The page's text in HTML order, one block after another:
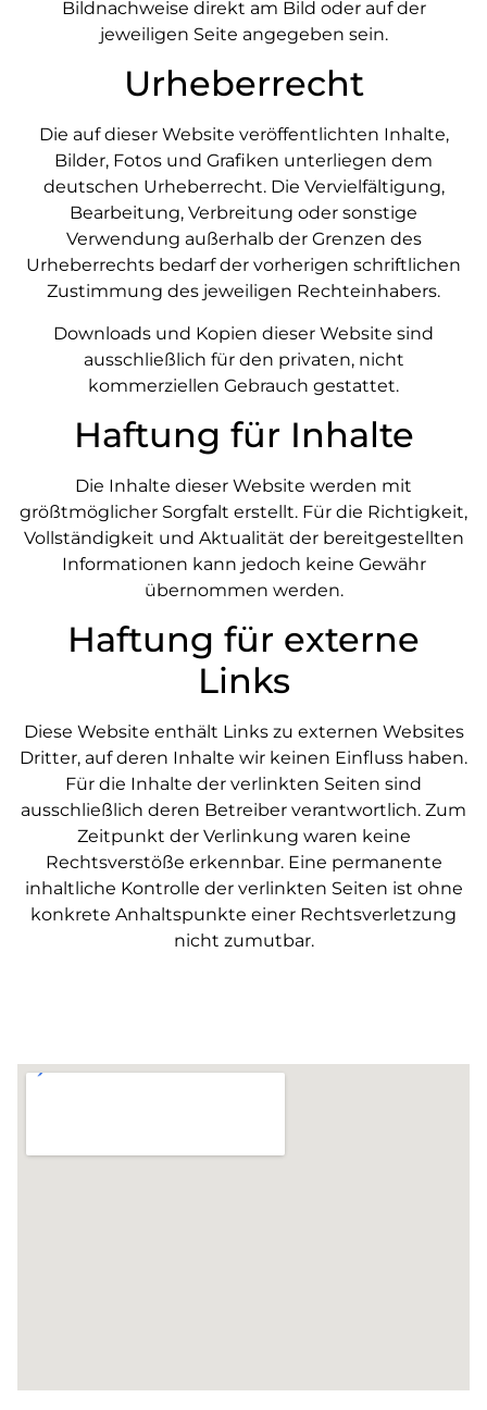
Bildnachweise direkt am Bild oder auf der
jeweiligen Seite angegeben sein.
Urheberrecht
Die auf dieser Website veröffentlichten Inhalte,
Bilder, Fotos und Grafiken unterliegen dem
deutschen Urheberrecht. Die Vervielfältigung,
Bearbeitung, Verbreitung oder sonstige
Verwendung außerhalb der Grenzen des
Urheberrechts bedarf der vorherigen schriftlichen
Zustimmung des jeweiligen Rechteinhabers.
Downloads und Kopien dieser Website sind
ausschließlich für den privaten, nicht
kommerziellen Gebrauch gestattet.
Haftung für Inhalte
Die Inhalte dieser Website werden mit
größtmöglicher Sorgfalt erstellt. Für die Richtigkeit,
Vollständigkeit und Aktualität der bereitgestellten
Informationen kann jedoch keine Gewähr
übernommen werden.
Haftung für externe
Links
Diese Website enthält Links zu externen Websites
Dritter, auf deren Inhalte wir keinen Einfluss haben.
Für die Inhalte der verlinkten Seiten sind
ausschließlich deren Betreiber verantwortlich. Zum
Zeitpunkt der Verlinkung waren keine
Rechtsverstöße erkennbar. Eine permanente
inhaltliche Kontrolle der verlinkten Seiten ist ohne
konkrete Anhaltspunkte einer Rechtsverletzung
nicht zumutbar.